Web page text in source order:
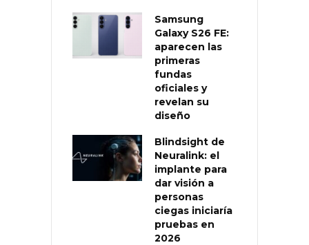
Samsung
Galaxy S26 FE:
aparecen las
primeras
fundas
oficiales y
revelan su
diseño
Blindsight de
Neuralink: el
implante para
dar visión a
personas
ciegas iniciaría
pruebas en
2026